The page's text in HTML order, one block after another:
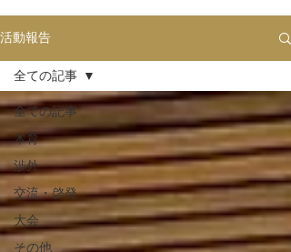
活動報告
全ての記事
木育
渉外
交流・啓発
大会
その他
全ての記事